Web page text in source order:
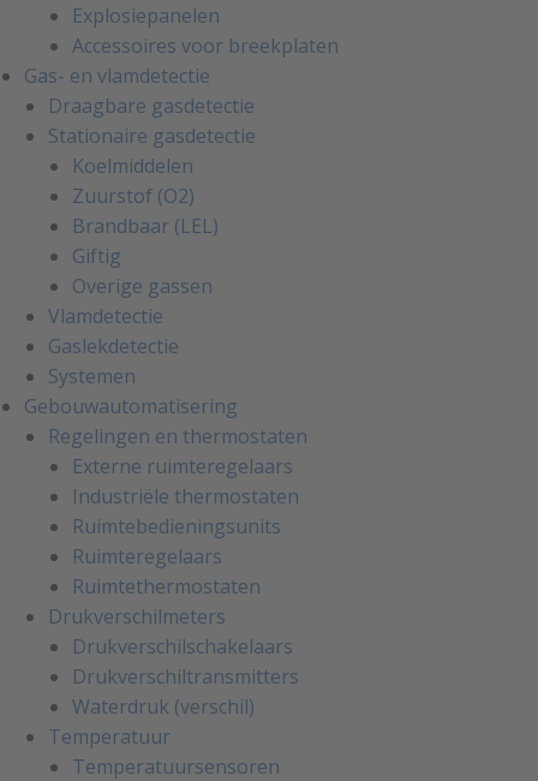
Explosiepanelen
Accessoires voor breekplaten
Gas- en vlamdetectie
Draagbare gasdetectie
Stationaire gasdetectie
Koelmiddelen
Zuurstof (O2)
Brandbaar (LEL)
Giftig
Overige gassen
Vlamdetectie
Gaslekdetectie
Systemen
Gebouwautomatisering
Regelingen en thermostaten
Externe ruimteregelaars
Industriële thermostaten
Ruimtebedieningsunits
Ruimteregelaars
Ruimtethermostaten
Drukverschilmeters
Drukverschilschakelaars
Drukverschiltransmitters
Waterdruk (verschil)
Temperatuur
Temperatuursensoren